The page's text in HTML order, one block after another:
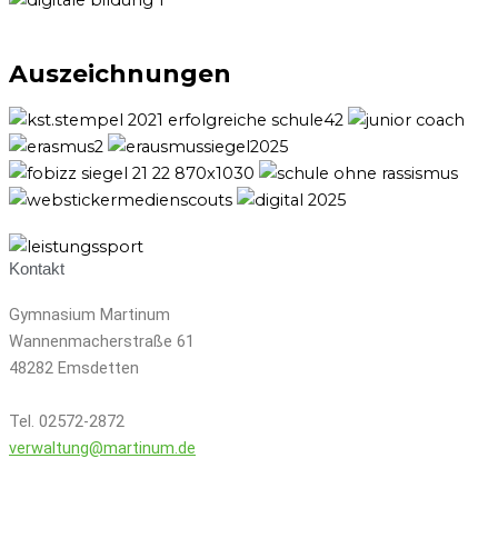
Auszeichnungen
Kontakt
Gymnasium Martinum
Wannenmacherstraße 61
48282 Emsdetten
Tel. 02572-2872
verwaltung@martinum.de